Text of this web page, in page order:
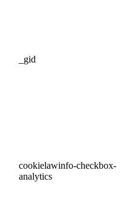
_gid
cookielawinfo-checkbox-
analytics